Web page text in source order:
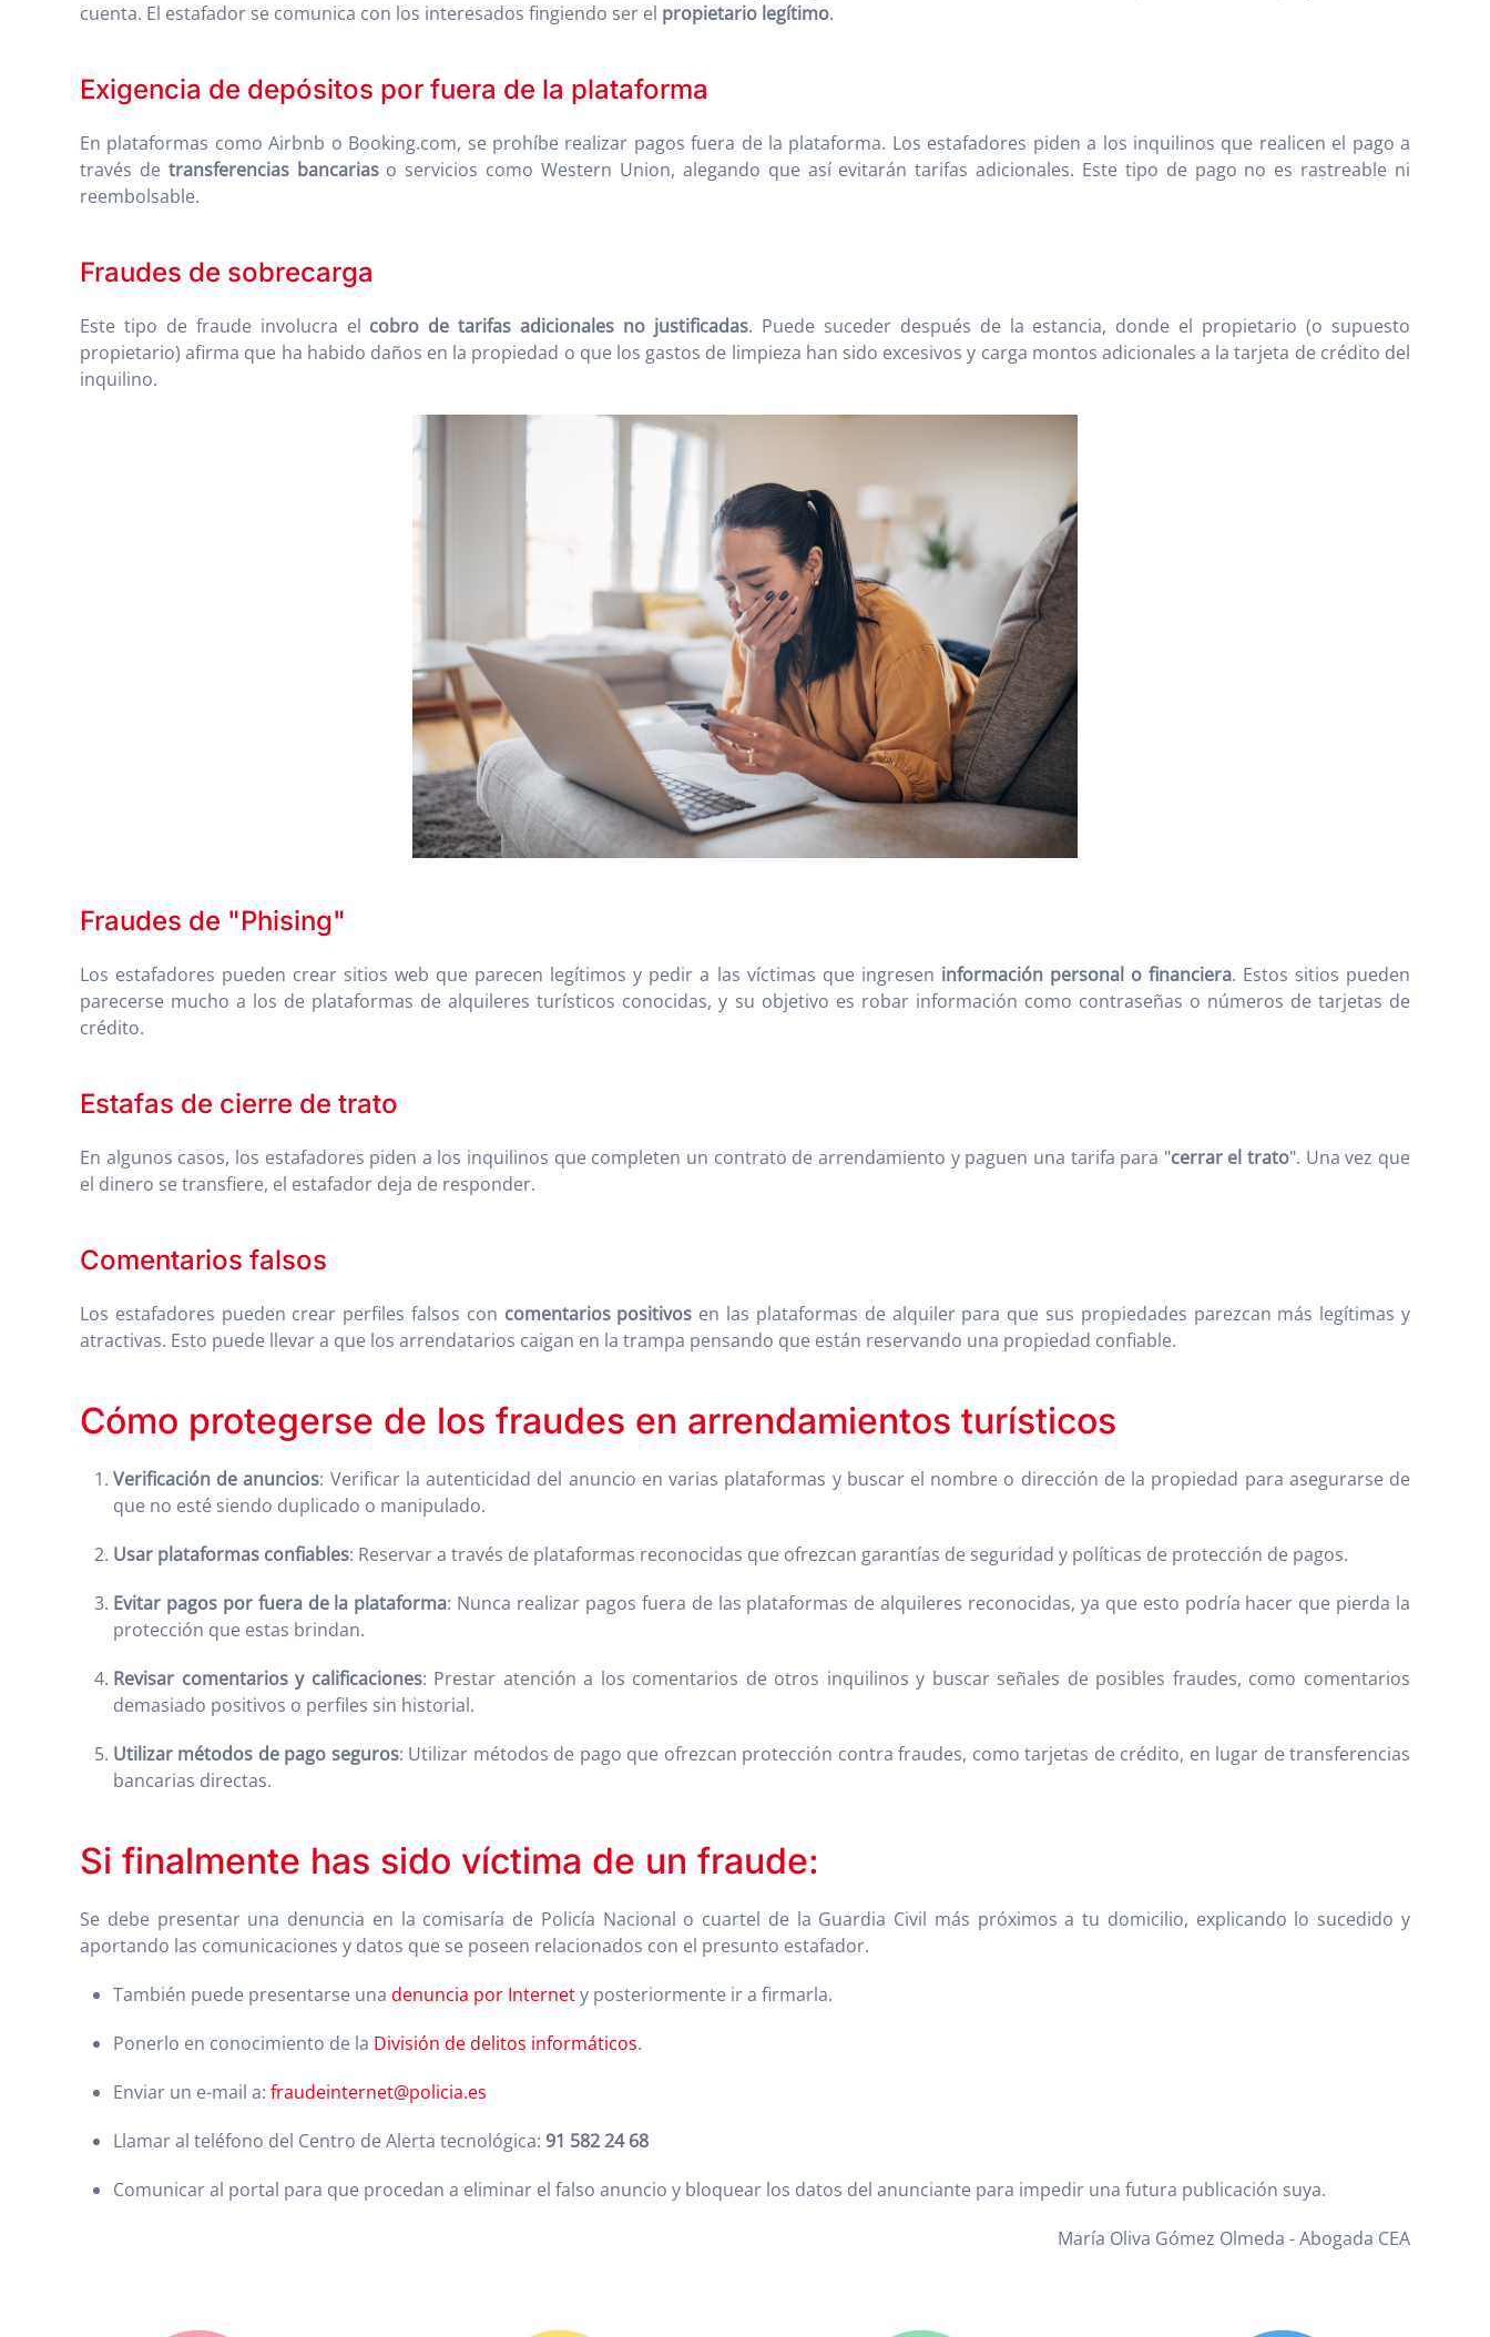
cuenta. El estafador se comunica con los interesados fingiendo ser el propietario legítimo.
Exigencia de depósitos por fuera de la plataforma
En plataformas como Airbnb o Booking.com, se prohíbe realizar pagos fuera de la plataforma. Los estafadores piden a los inquilinos que realicen el pago a
través de transferencias bancariaso servicios como Western Union, alegando que así evitarán tarifas adicionales. Este tipo de pago no es rastreable ni
reembolsable.
Fraudes de sobrecarga
Este tipo de fraude involucra el cobro de tarifas adicionales no justificadas. Puede suceder después de la estancia, donde el propietario (o supuesto
propietario) afirma que ha habido daños en la propiedad o que los gastos de limpieza han sido excesivos y carga montos adicionales a la tarjeta de crédito del
inquilino.
Fraudes de "Phising"
Los estafadores pueden crear sitios web que parecen legítimos y pedir a las víctimas que ingresen información personal o financiera. Estos sitios pueden
parecerse mucho a los de plataformas de alquileres turísticos conocidas, y su objetivo es robar información como contraseñas o números de tarjetas de
crédito.
Estafas de cierre de trato
En algunos casos, los estafadores piden a los inquilinos que completen un contrato de arrendamiento y paguen una tarifa para "cerrar el trato". Una vez que
el dinero se transfiere, el estafador deja de responder.
Comentarios falsos
Los estafadores pueden crear perfiles falsos con comentarios positivos en las plataformas de alquiler para que sus propiedades parezcan más legítimas y
atractivas. Esto puede llevar a que los arrendatarios caigan en la trampa pensando que están reservando una propiedad confiable.
Cómo protegerse de los fraudes en arrendamientos turísticos
Verificación de anuncios: Verificar la autenticidad del anuncio en varias plataformas y buscar el nombre o dirección de la propiedad para asegurarse de
que no esté siendo duplicado o manipulado.
Usar plataformas confiables: Reservar a través de plataformas reconocidas que ofrezcan garantías de seguridad y políticas de protección de pagos.
Evitar pagos por fuera de la plataforma: Nunca realizar pagos fuera de las plataformas de alquileres reconocidas, ya que esto podría hacer que pierda la
protección que estas brindan.
Revisar comentarios y calificaciones: Prestar atención a los comentarios de otros inquilinos y buscar señales de posibles fraudes, como comentarios
demasiado positivos o perfiles sin historial.
Utilizar métodos de pago seguros: Utilizar métodos de pago que ofrezcan protección contra fraudes, como tarjetas de crédito, en lugar de transferencias
bancarias directas.
Si finalmente has sido víctima de un fraude:
Se debe presentar una denuncia en la comisaría de Policía Nacional o cuartel de la Guardia Civil más próximos a tu domicilio, explicando lo sucedido y
aportando las comunicaciones y datos que se poseen relacionados con el presunto estafador.
También puede presentarse una denuncia por Internety posteriormente ir a firmarla.
Ponerlo en conocimiento de la División de delitos informáticos.
Enviar un e-mail a: fraudeinternet@policia.es
Llamar al teléfono del Centro de Alerta tecnológica: 91 582 24 68
Comunicar al portal para que procedan a eliminar el falso anuncio y bloquear los datos del anunciante para impedir una futura publicación suya.
María Oliva Gómez Olmeda - Abogada CEA